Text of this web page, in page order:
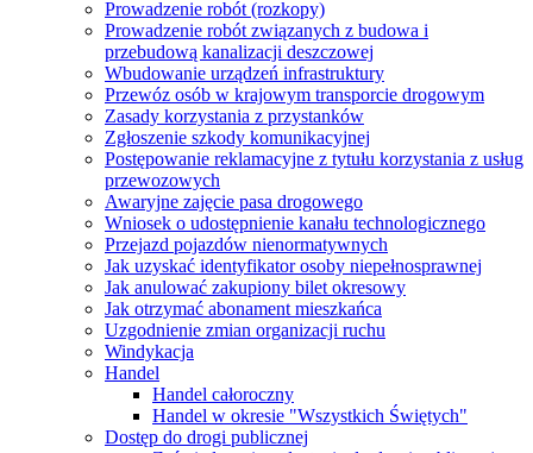
Prowadzenie robót (rozkopy)
Prowadzenie robót związanych z budowa i
przebudową kanalizacji deszczowej
Wbudowanie urządzeń infrastruktury
Przewóz osób w krajowym transporcie drogowym
Zasady korzystania z przystanków
Zgłoszenie szkody komunikacyjnej
Postępowanie reklamacyjne z tytułu korzystania z usług
przewozowych
Awaryjne zajęcie pasa drogowego
Wniosek o udostępnienie kanału technologicznego
Przejazd pojazdów nienormatywnych
Jak uzyskać identyfikator osoby niepełnosprawnej
Jak anulować zakupiony bilet okresowy
Jak otrzymać abonament mieszkańca
Uzgodnienie zmian organizacji ruchu
Windykacja
Handel
Handel całoroczny
Handel w okresie "Wszystkich Świętych"
Dostęp do drogi publicznej